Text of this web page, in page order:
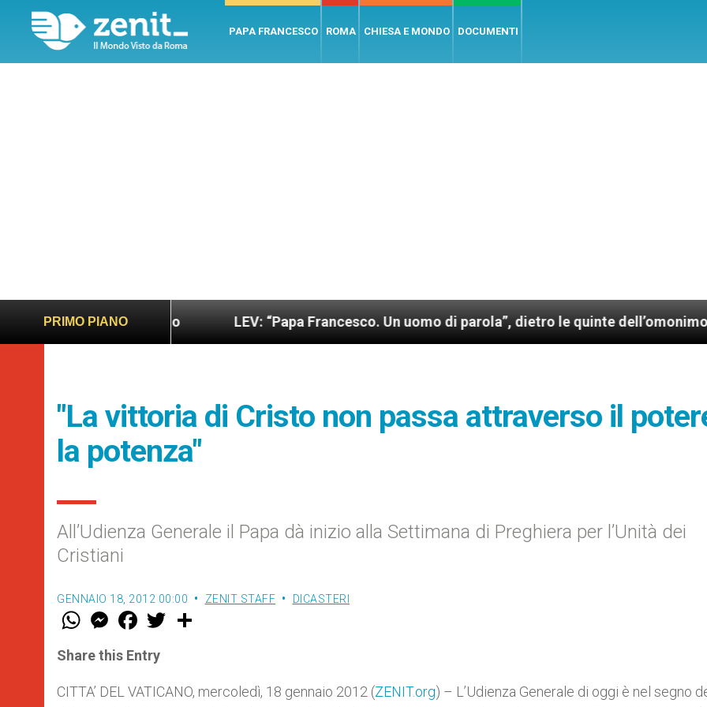
PAPA FRANCESCO ROMA CHIESA E MONDO DOCUMENTI
PRIMO PIANO
sano e giusto LEV: “Papa Francesco. Un uomo di parola”, dietro le quinte dell’omonimo film di
"La vittoria di Cristo non passa attraverso il
la potenza"
All’Udienza Generale il Papa dà inizio alla Settimana di Preghiera per l’Unità dei
Cristiani
GENNAIO 18, 2012 00:00 ZENIT STAFF DICASTERI
W
t
s
p
p
M
e
s
e
g
e
F
a
e
b
o
k
w
r
Share this Entry
CITTA’ DEL VATICANO, mercoledì, 18 gennaio 2012 (ZENIT.org) – L’Udienza Generale di oggi è nel segno